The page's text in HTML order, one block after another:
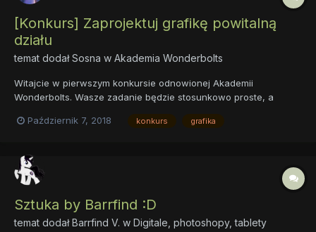
[Konkurs] Zaprojektuj grafikę powitalną
działu
temat dodałSosna w Akademia Wonderbolts
Witajcie w pierwszym konkursie odnowionej Akademii
Wonderbolts. Wasze zadanie będzie stosunkowo proste, a
Zwycięzca oprócz tego, że dostąpi zaszczytu oglądania swojej
awarda....
Październik 7, 2018 konkurs grafika
Sztuka by Barrfind :D
temat dodałBarrfind V. w Digitale, photoshopy, tablety